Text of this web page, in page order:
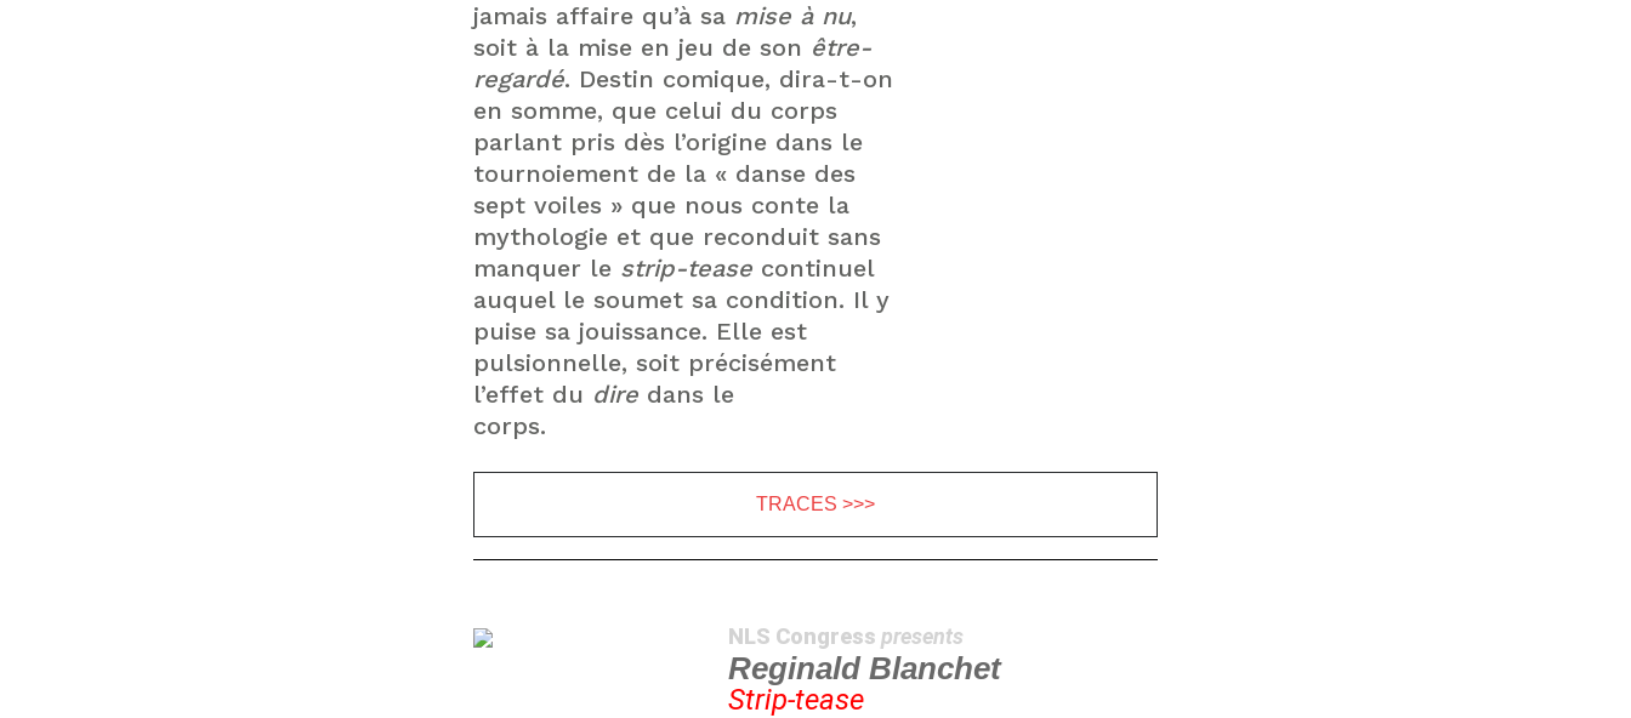
jamais affaire qu’à sa mise à nu,
soit à la mise en jeu de son être-
regardé. Destin comique, dira-t-on
en somme, que celui du corps
parlant pris dès l’origine dans le
tournoiement de la « danse des
sept voiles » que nous conte la
mythologie et que reconduit sans
manquer le strip-tease continuel
auquel le soumet sa condition. Il y
puise sa jouissance. Elle est
pulsionnelle, soit précisément
l’effet du dire dans le
corps.
TRACES >>>
NLS Congress presents
Reginald Blanchet
Strip-tease